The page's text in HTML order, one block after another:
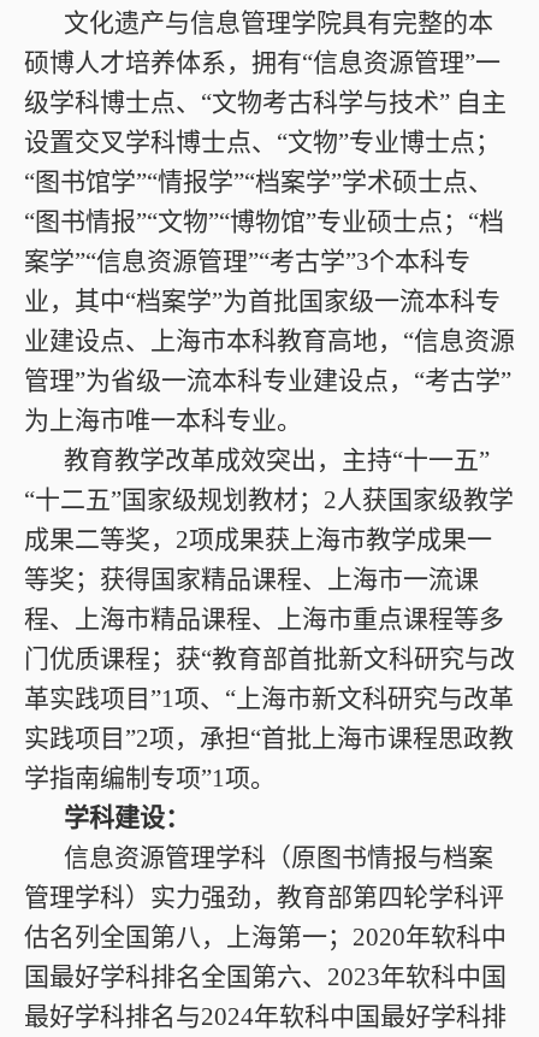
文化遗产与信息管理学院具有完整的本
硕博人才培养体系，拥有“信息资源管理”一
级学科博士点、“文物考古科学与技术” 自主
设置交叉学科博士点、“文物”专业博士点；
“图书馆学”“情报学”“档案学”学术硕士点、
“图书情报”“文物”“博物馆”专业硕士点；“档
案学”“信息资源管理”“考古学”3个本科专
业，其中“档案学”为首批国家级一流本科专
业建设点、上海市本科教育高地，“信息资源
管理”为省级一流本科专业建设点，“考古学”
为上海市唯一本科专业。
教育教学改革成效突出，主持“十一五”
“十二五”国家级规划教材；2人获国家级教学
成果二等奖，2项成果获上海市教学成果一
等奖；获得国家精品课程、上海市一流课
程、上海市精品课程、上海市重点课程等多
门优质课程；获“教育部首批新文科研究与改
革实践项目”1项、“上海市新文科研究与改革
实践项目”2项，承担“首批上海市课程思政教
学指南编制专项”1项。
学科建设：
信息资源管理学科（原图书情报与档案
管理学科）实力强劲，教育部第四轮学科评
估名列全国第八，上海第一；2020年软科中
国最好学科排名全国第六、2023年软科中国
最好学科排名与2024年软科中国最好学科排